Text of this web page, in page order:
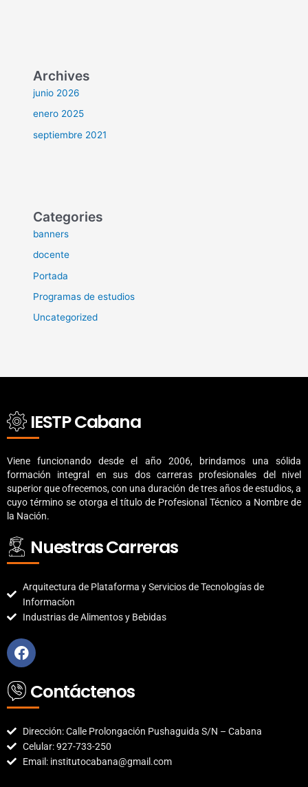
Archives
junio 2026
enero 2025
septiembre 2021
Categories
banners
docente
Portada
Programas de estudios
Uncategorized
IESTP Cabana
Viene funcionando desde el año 2006, brindamos una sólida
formación integral en sus dos carreras profesionales del nivel
superior que ofrecemos, con una duración de tres años de estudios, a
cuyo término se otorga el título de Profesional Técnico a Nombre de
la Nación.
Nuestras Carreras
Arquitectura de Plataforma y Servicios de Tecnologías de
Informacíon
Industrias de Alimentos y Bebidas
F
a
e
b
o
k
Contáctenos
Dirección: Calle Prolongación Pushaguida S/N – Cabana
Celular: 927-733-250
Email: institutocabana@gmail.com